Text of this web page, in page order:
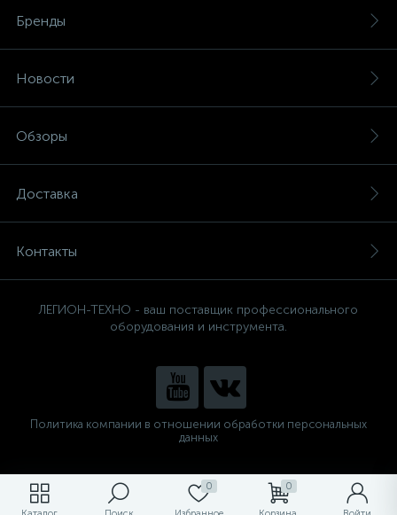
0 0
Бренды
Новости
Обзоры
Доставка
Контакты
ЛЕГИОН-ТЕХНО - ваш поставщик профессионального
оборудования и инструмента.
Политика компании в отношении обработки персональных
данных